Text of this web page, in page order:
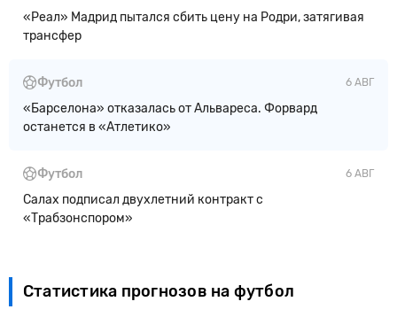
«Реал» Мадрид пытался сбить цену на Родри, затягивая
трансфер
6 АВГ
Футбол
«Барселона» отказалась от Альвареса. Форвард
останется в «Атлетико»
6 АВГ
Футбол
Салах подписал двухлетний контракт с
«Трабзонспором»
Статистика прогнозов на футбол